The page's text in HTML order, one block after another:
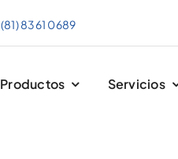
(81) 8361 0689
Productos Servicios